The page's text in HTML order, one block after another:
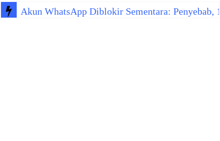
Akun WhatsApp Diblokir Sementara: